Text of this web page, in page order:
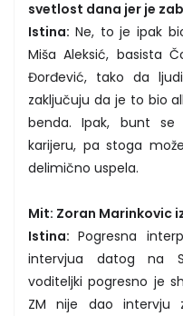
svetlost dana jer je
Istina: Ne, to je ipak
Miša Aleksić, basista
Đorđević, tako da
zaključuju da je to bio
benda. Ipak, bunt se
karijeru, pa stoga
delimično uspela.
Mit: Zoran Marinkovic
Istina:Pogresna
intervjua datog na
voditeljki pogresno je
ZM nije dao intervju